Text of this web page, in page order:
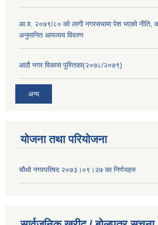
आ.व. २०७९/८० को लागी नगरसभामा पेश भएको नीति,
अनुमानित आयव्यय विवरण
आठौ नगर विकास पुस्तिका(२०७८/२०७९)
अन्य
योजना तथा परियोजना
चौथो नगरपरिषद २०७३।०९।२७ का निर्णयहरु